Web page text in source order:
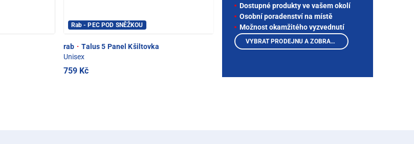
Rab - PEC POD SNĚŽKOU
rab · Talus 5 Panel Kšiltovka
Unisex
759 Kč
Dostupné produkty ve vašem okolí
Osobní poradenství na místě
Možnost okamžitého vyzvednutí
VYBRAT PRODEJNU A ZOBRAZIT PRODUKTY